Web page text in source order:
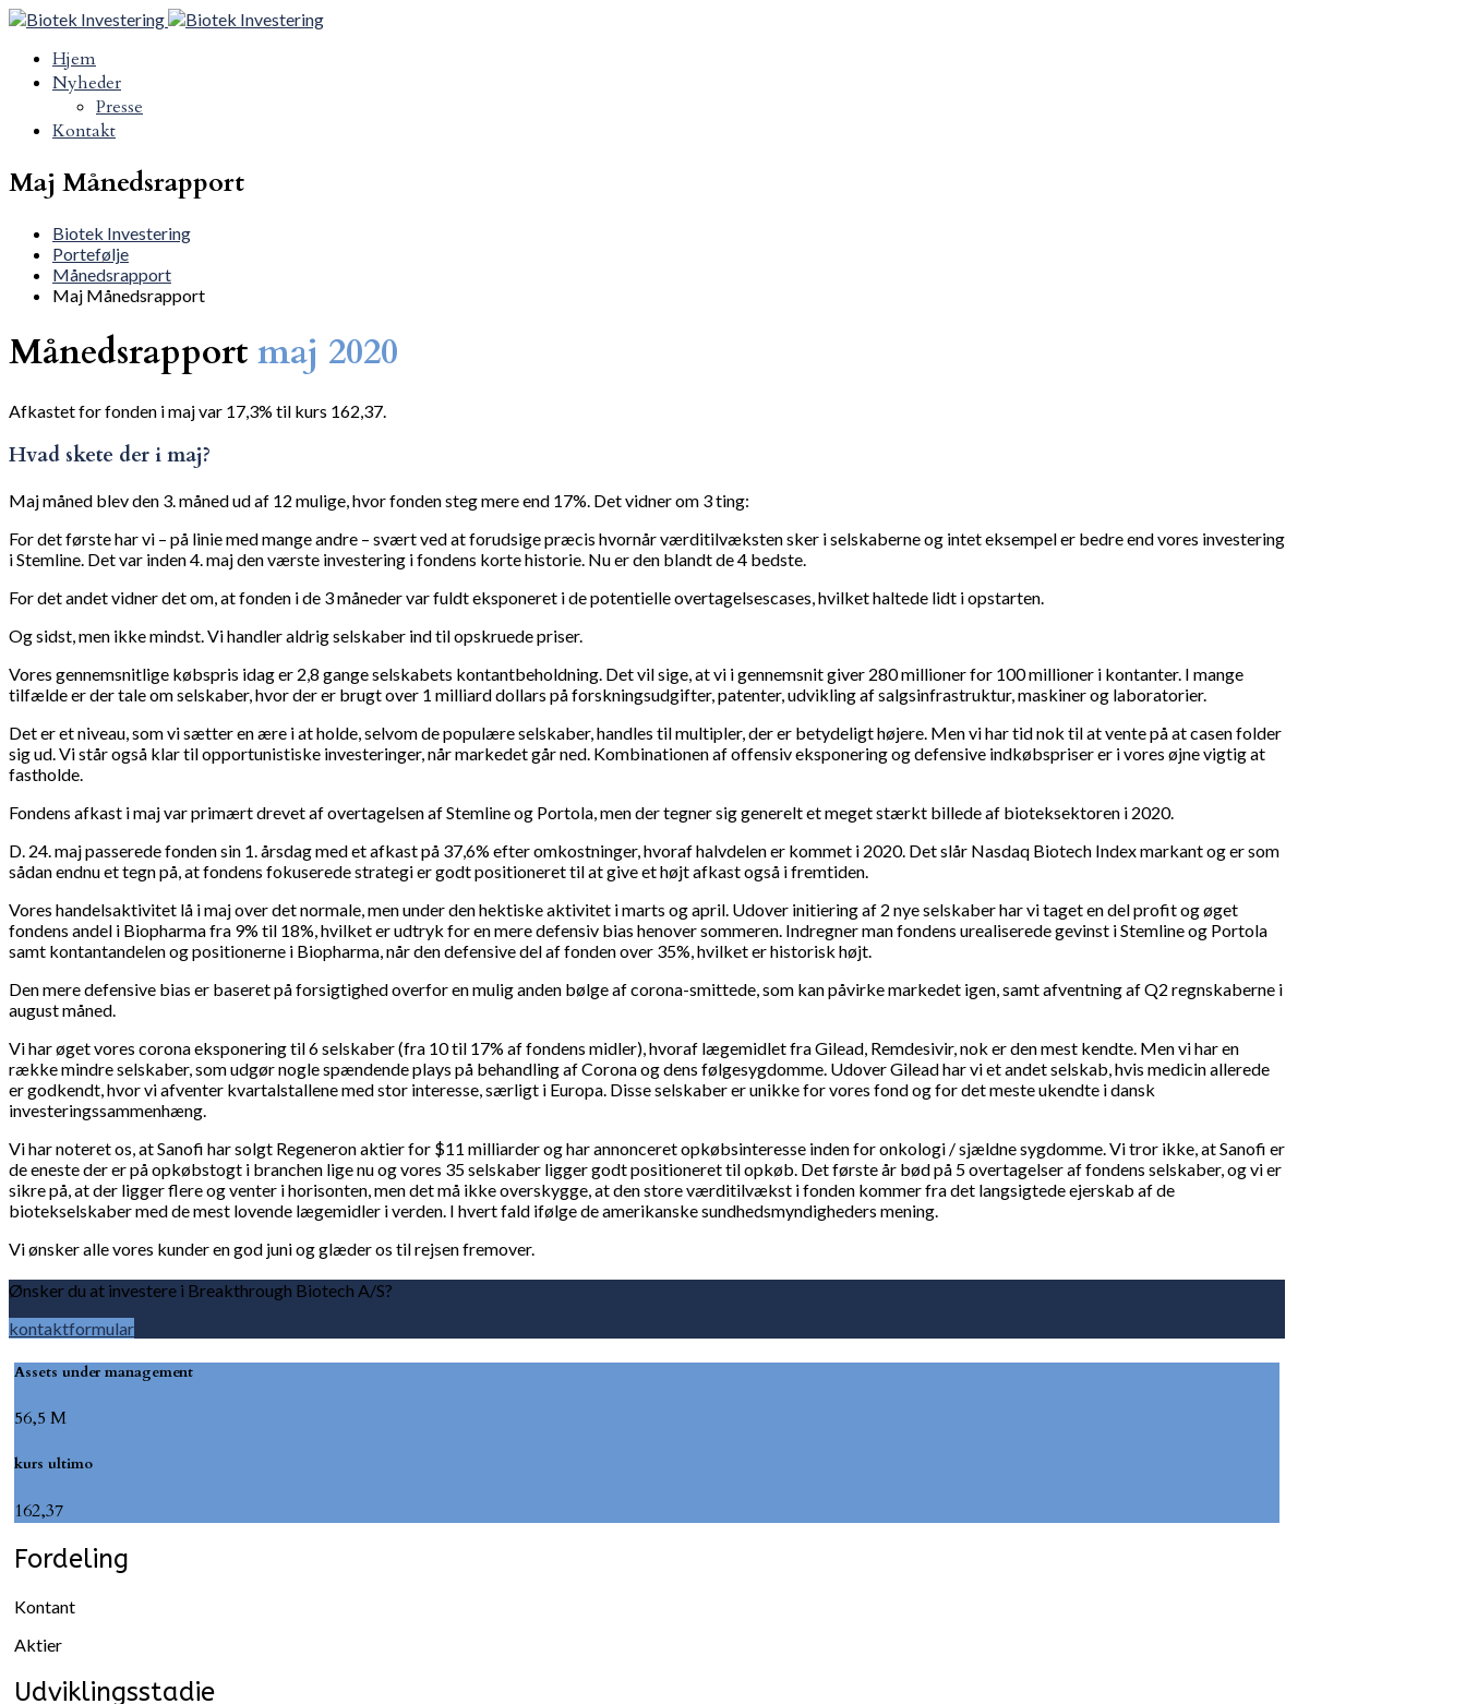
Hjem
Nyheder
Presse
Kontakt
Maj Månedsrapport
Biotek Investering
Portefølje
Månedsrapport
Maj Månedsrapport
Månedsrapport maj 2020
Afkastet for fonden i maj var 17,3% til kurs 162,37.
Hvad skete der i maj?
Maj måned blev den 3. måned ud af 12 mulige, hvor fonden steg mere end 17%. Det vidner om 3 ting:
For det første har vi – på linie med mange andre – svært ved at forudsige præcis hvornår værditilvæksten sker i selskaberne og intet eksempel er bedre end vores investering
i Stemline. Det var inden 4. maj den værste investering i fondens korte historie. Nu er den blandt de 4 bedste.
For det andet vidner det om, at fonden i de 3 måneder var fuldt eksponeret i de potentielle overtagelsescases, hvilket haltede lidt i opstarten.
Og sidst, men ikke mindst. Vi handler aldrig selskaber ind til opskruede priser.
Vores gennemsnitlige købspris idag er 2,8 gange selskabets kontantbeholdning. Det vil sige, at vi i gennemsnit giver 280 millioner for 100 millioner i kontanter. I mange
tilfælde er der tale om selskaber, hvor der er brugt over 1 milliard dollars på forskningsudgifter, patenter, udvikling af salgsinfrastruktur, maskiner og laboratorier.
Det er et niveau, som vi sætter en ære i at holde, selvom de populære selskaber, handles til multipler, der er betydeligt højere. Men vi har tid nok til at vente på at casen folder
sig ud. Vi står også klar til opportunistiske investeringer, når markedet går ned. Kombinationen af offensiv eksponering og defensive indkøbspriser er i vores øjne vigtig at
fastholde.
Fondens afkast i maj var primært drevet af overtagelsen af Stemline og Portola, men der tegner sig generelt et meget stærkt billede af bioteksektoren i 2020.
D. 24. maj passerede fonden sin 1. årsdag med et afkast på 37,6% efter omkostninger, hvoraf halvdelen er kommet i 2020. Det slår Nasdaq Biotech Index markant og er som
sådan endnu et tegn på, at fondens fokuserede strategi er godt positioneret til at give et højt afkast også i fremtiden.
Vores handelsaktivitet lå i maj over det normale, men under den hektiske aktivitet i marts og april. Udover initiering af 2 nye selskaber har vi taget en del profit og øget
fondens andel i Biopharma fra 9% til 18%, hvilket er udtryk for en mere defensiv bias henover sommeren. Indregner man fondens urealiserede gevinst i Stemline og Portola
samt kontantandelen og positionerne i Biopharma, når den defensive del af fonden over 35%, hvilket er historisk højt.
Den mere defensive bias er baseret på forsigtighed overfor en mulig anden bølge af corona-smittede, som kan påvirke markedet igen, samt afventning af Q2 regnskaberne i
august måned.
Vi har øget vores corona eksponering til 6 selskaber (fra 10 til 17% af fondens midler), hvoraf lægemidlet fra Gilead, Remdesivir, nok er den mest kendte. Men vi har en
række mindre selskaber, som udgør nogle spændende plays på behandling af Corona og dens følgesygdomme. Udover Gilead har vi et andet selskab, hvis medicin allerede
er godkendt, hvor vi afventer kvartalstallene med stor interesse, særligt i Europa. Disse selskaber er unikke for vores fond og for det meste ukendte i dansk
investeringssammenhæng.
Vi har noteret os, at Sanofi har solgt Regeneron aktier for $11 milliarder og har annonceret opkøbsinteresse inden for onkologi / sjældne sygdomme. Vi tror ikke, at Sanofi er
de eneste der er på opkøbstogt i branchen lige nu og vores 35 selskaber ligger godt positioneret til opkøb. Det første år bød på 5 overtagelser af fondens selskaber, og vi er
sikre på, at der ligger flere og venter i horisonten, men det må ikke overskygge, at den store værditilvækst i fonden kommer fra det langsigtede ejerskab af de
biotekselskaber med de mest lovende lægemidler i verden. I hvert fald ifølge de amerikanske sundhedsmyndigheders mening.
Vi ønsker alle vores kunder en god juni og glæder os til rejsen fremover.
Ønsker du at investere i Breakthrough Biotech A/S?
kontaktformular
Assets under management
56,5 M
kurs ultimo
162,37
Fordeling
Kontant
Aktier
Udviklingsstadie